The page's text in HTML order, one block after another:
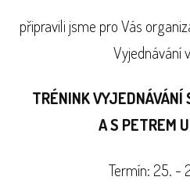
připravili jsme pro Vás
Vyjednávání
TRÉNINK VYJEDNÁVÁNÍ
A S PETREM
Termín: 25. -